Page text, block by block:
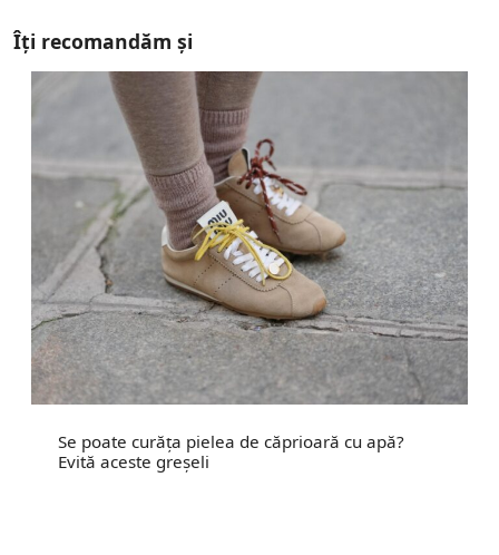
Îți recomandăm și
Se poate curăța pielea de căprioară cu apă?
Evită aceste greșeli